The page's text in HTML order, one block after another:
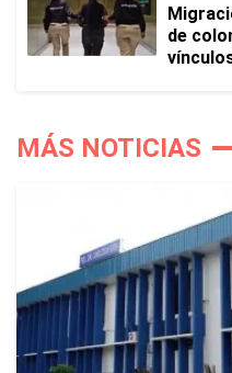
de
MÁS NOTICIAS